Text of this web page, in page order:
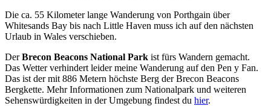
Die ca. 55 Kilometer lange Wanderung von Porthgain über
Whitesands Bay bis nach Little Haven muss ich auf den nächsten
Urlaub in Wales verschieben.
DerBrecon Beacons National Park ist fürs Wandern gemacht.
Das Wetter verhindert leider meine Wanderung auf den Pen y Fan.
Das ist der mit 886 Metern höchste Berg der Brecon Beacons
Bergkette. Mehr Informationen zum Nationalpark und weiteren
Sehenswürdigkeiten in der Umgebung findest du hier.